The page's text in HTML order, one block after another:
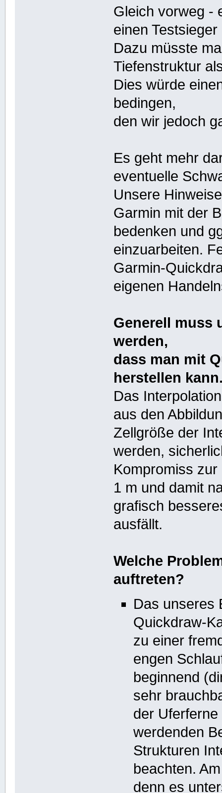
Gleich vorweg -
einen
Dazu müsste
Tiefenstruktur
Dies würde
bedingen,
den wir jedoch
Es geht mehr
eventuelle
Unsere
Garmin mit der
bedenken und
einzuarbeiten.
Garmin-
eigenen
Generell muss
werden,
dass man mit
herstellen
Das
aus den
Zellgröße der
werden,
Kompromiss
1 m und damit
grafisch
ausfällt.
Welche
auftreten?
Das unseres
Quickdraw-
zu einer
engen
beginnend
sehr
der
werdenden
Strukturen
beachten.
denn es